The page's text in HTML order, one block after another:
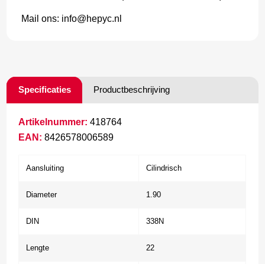
Mail ons: info@hepyc.nl
Specificaties Productbeschrijving
Artikelnummer: 418764
EAN: 8426578006589
Aansluiting Cilindrisch
Diameter 1.90
DIN 338N
Lengte 22